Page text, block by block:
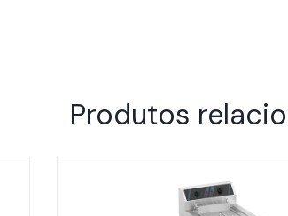
Produtos